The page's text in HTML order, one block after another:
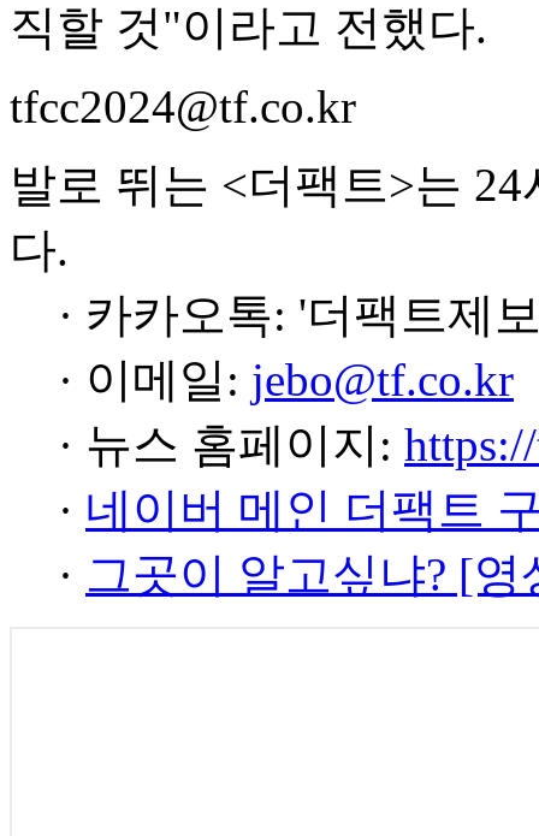
직할 것"이라고 전했다.
tfcc2024@tf.co.kr
발로 뛰는 <더팩트>는
다.
· 카카오톡: '더팩트제
· 이메일: jebo@tf.co.kr
· 뉴스 홈페이지:
· 네이버 메인 더팩트
· 그곳이 알고싶냐? [